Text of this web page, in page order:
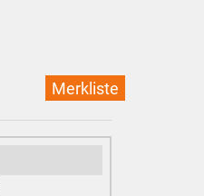
Merkliste